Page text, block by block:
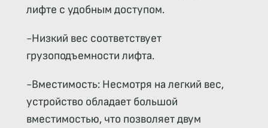
лифте с удобным доступом.
-Низкий вес соответствует
грузоподъемности лифта.
-Вместимость: Несмотря на легкий вес,
устройство обладает большой
вместимостью, что позволяет двум